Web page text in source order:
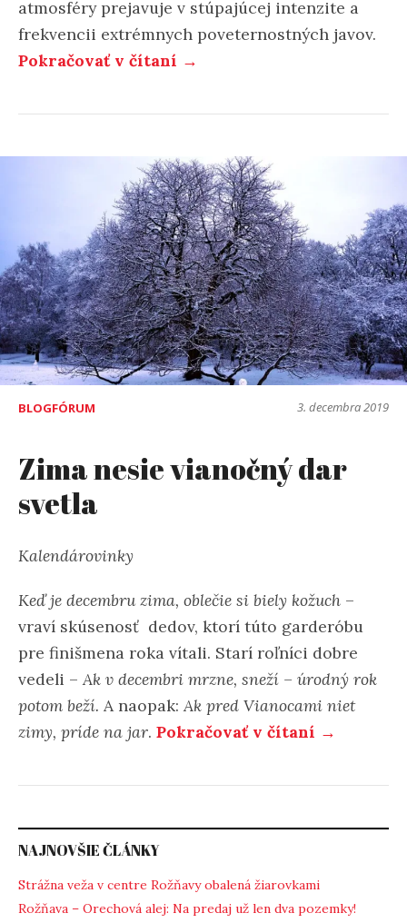
atmosféry prejavuje v stúpajúcej intenzite a
frekvencii extrémnych poveternostných javov.
Pokračovať v čítaní →
BLOGFÓRUM 3. decembra 2019
Zima nesie vianočný dar
svetla
Kalendárovinky
Keď je decembru zima, oblečie si biely kožuch –
vraví skúsenosť dedov, ktorí túto garderóbu
pre finišmena roka vítali. Starí roľníci dobre
vedeli –Ak v decembri mrzne, sneží – úrodný rok
potom beží. A naopak:Ak pred Vianocami niet
zimy, príde na jar. Pokračovať v čítaní →
NAJNOVŠIE ČLÁNKY
Strážna veža v centre Rožňavy obalená žiarovkami
Rožňava – Orechová alej: Na predaj už len dva pozemky!